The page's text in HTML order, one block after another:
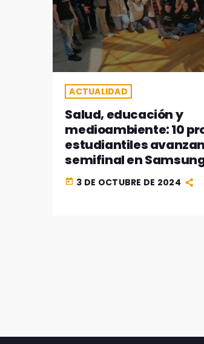
ACTUALIDAD
Salud, educación y
medioambiente: 10
estudiantiles
semifinal en
Tomorrow 2024
today 3 DE OCTUBRE DE 2024